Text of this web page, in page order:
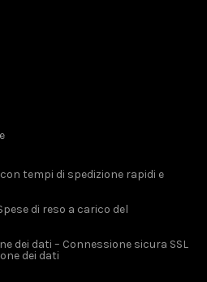
tempi di spedizione rapidi e
di reso a carico del
dei dati – Connessione sicura SSL
dei dati